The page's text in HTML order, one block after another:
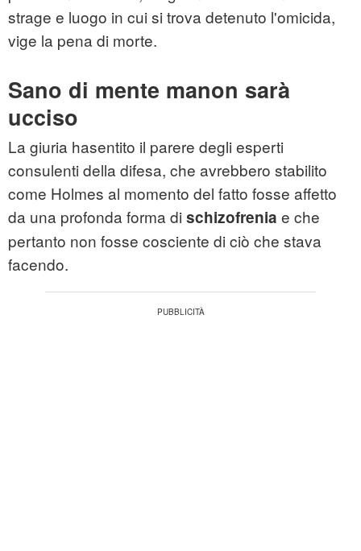
strage e luogo in cui si trova detenuto l'omicida,
vige la pena di morte.
Sano di mente manon sarà
ucciso
La giuria hasentito il parere degli esperti
consulenti della difesa, che avrebbero stabilito
come Holmes al momento del fatto fosse affetto
da una profonda forma di schizofrenia e che
pertanto non fosse cosciente di ciò che stava
facendo.